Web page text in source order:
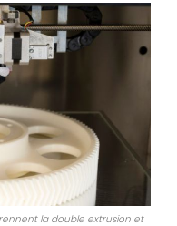
la double extrusion et